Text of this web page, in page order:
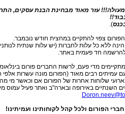
מעולה!!! עזר מאוד מבחינת הבנת עסקים,
).
צפוי להתקיים במחצית חודש נובמבר
ללא כל עלות לחברות (יש עלות שנתית
חד פעמית באתר.
מדי פעם, לרשות החברים פורום
עמיתים רבים מאוד (הפורום מונה עשרות אלפי
שלוחות אחרות של הפורום אם וכאשר מי
השנתיים באירופה ובארה"ב ואתר פעיל עמוס
הפורום ולכל קהל לקוחותינו ועמיתינו!